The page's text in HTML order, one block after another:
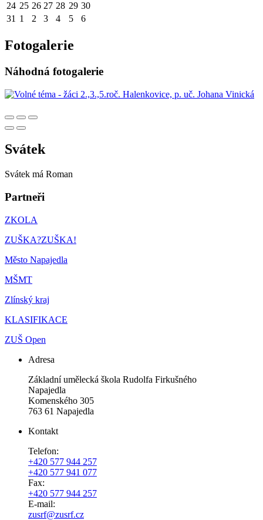
24 25 26 27 28 29 30
31 1 2 3 4 5 6
Fotogalerie
Náhodná fotogalerie
Svátek
Svátek má Roman
Partneři
ZKOLA
ZUŠKA?ZUŠKA!
Město Napajedla
MŠMT
Zlínský kraj
KLASIFIKACE
ZUŠ Open
Adresa
Základní umělecká škola Rudolfa Firkušného
Napajedla
Komenského 305
763 61 Napajedla
Kontakt
Telefon:
+420 577 944 257
+420 577 941 077
Fax:
+420 577 944 257
E-mail:
zusrf@zusrf.cz